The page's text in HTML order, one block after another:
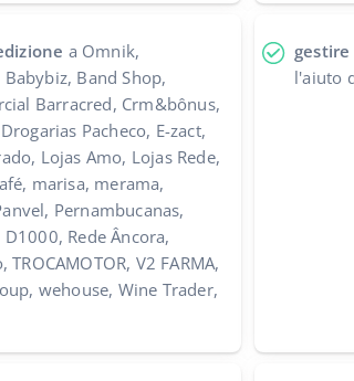
a Omnik,
Band Shop,
Barracred, Crm&bônus,
Pacheco, E-zact,
Lojas Amo, Lojas Rede,
marisa, merama,
Pernambucanas,
Rede Âncora,
V2 FARMA,
wehouse, Wine Trader,
l'aiuto